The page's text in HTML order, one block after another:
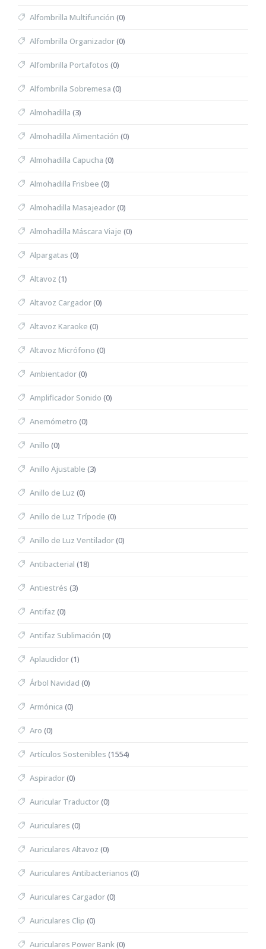
Alfombrilla Multifunción (0)
Alfombrilla Organizador(0)
Alfombrilla Portafotos (0)
Alfombrilla Sobremesa (0)
Almohadilla (3)
Almohadilla Alimentación (0)
Almohadilla Capucha (0)
Almohadilla Frisbee (0)
Almohadilla Masajeador(0)
Almohadilla Máscara Viaje (0)
Alpargatas (0)
Altavoz (1)
Altavoz Cargador(0)
Altavoz Karaoke (0)
Altavoz Micrófono (0)
Ambientador(0)
Amplificador Sonido (0)
Anemómetro (0)
Anillo (0)
Anillo Ajustable (3)
Anillo de Luz (0)
Anillo de Luz Trípode (0)
Anillo de Luz Ventilador(0)
Antibacterial (18)
Antiestrés (3)
Antifaz (0)
Antifaz Sublimación (0)
Aplaudidor(1)
Árbol Navidad (0)
Armónica (0)
Aro (0)
Artículos Sostenibles (1554)
Aspirador(0)
Auricular Traductor(0)
Auriculares (0)
Auriculares Altavoz (0)
Auriculares Antibacterianos (0)
Auriculares Cargador(0)
Auriculares Clip (0)
Auriculares Power Bank(0)